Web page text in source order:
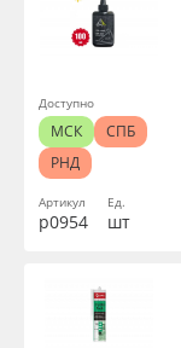
Артикул
р0954
Ед.
шт
Доступно
МСК
СПБ
РНД